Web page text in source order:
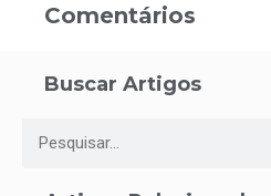
Comentários
Buscar Artigos